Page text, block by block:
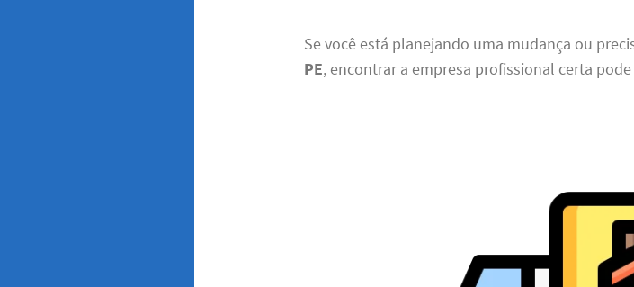
Se você está planejando uma mudança ou
PE, encontrar a empresa profissional certa